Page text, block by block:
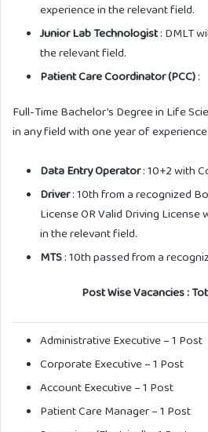
experience in the relevant field.
Junior Lab Technologist: DMLT
the relevant field.
Patient Care Coordinator (PCC):
Full-Time Bachelor’s Degree in Life
in any field with one year of
Data Entry Operator: 10+2 with
Driver: 10th from a recognized
License OR Valid Driving
in the relevant field.
MTS: 10th passed from a
Post Wise Vacancies :
Administrative Executive – 1 Post
Corporate Executive – 1 Post
Account Executive – 1 Post
Patient Care Manager – 1 Post